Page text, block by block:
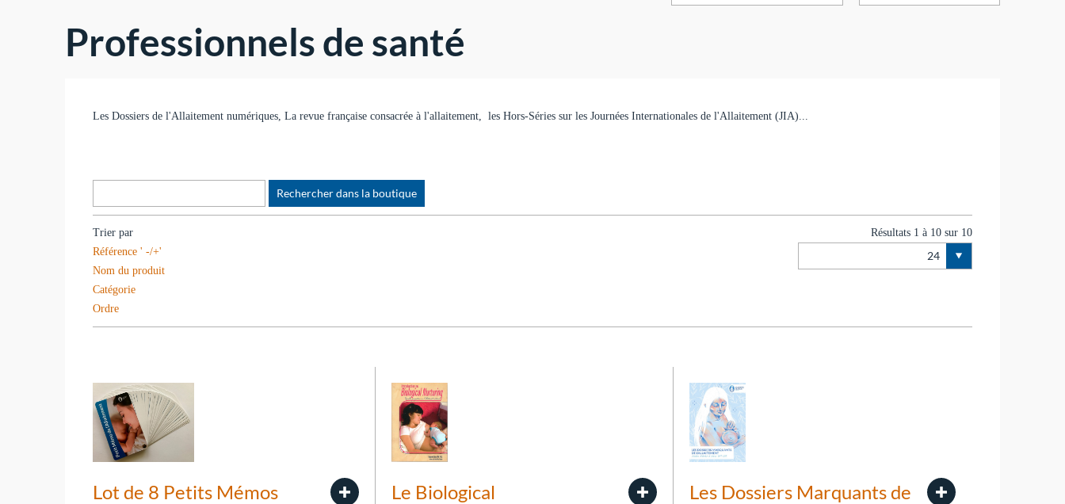
Professionnels de santé
Les Dossiers de l'Allaitement numériques, La revue française consacrée à l'allaitement, les Hors-Séries sur les Journées Internationales de l'Allaitement (JIA)...
Trier par
Référence ' -/+'
Nom du produit
Catégorie
Ordre
Résultats 1 à 10 sur 10
24
Lot de 8 Petits Mémos
Le Biological
Les Dossiers Marquants de